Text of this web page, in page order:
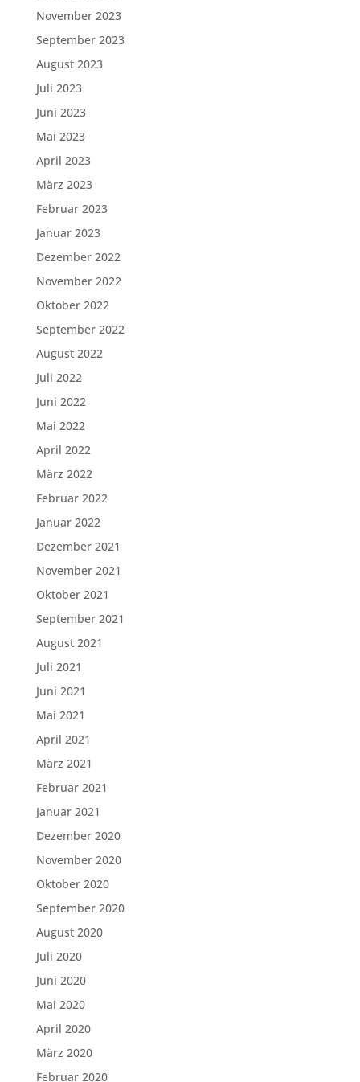
November 2023
September 2023
August 2023
Juli 2023
Juni 2023
Mai 2023
April 2023
März 2023
Februar 2023
Januar 2023
Dezember 2022
November 2022
Oktober 2022
September 2022
August 2022
Juli 2022
Juni 2022
Mai 2022
April 2022
März 2022
Februar 2022
Januar 2022
Dezember 2021
November 2021
Oktober 2021
September 2021
August 2021
Juli 2021
Juni 2021
Mai 2021
April 2021
März 2021
Februar 2021
Januar 2021
Dezember 2020
November 2020
Oktober 2020
September 2020
August 2020
Juli 2020
Juni 2020
Mai 2020
April 2020
März 2020
Februar 2020